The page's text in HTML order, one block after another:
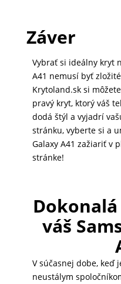
MATKA
ZÁHRADA
Záver
Vybrať si ideálny kryt
A41 nemusí byť
Krytoland.sk si
pravý kryt, ktorý váš
dodá štýl a vyjadrí
stránku, vyberte si a
Galaxy A41 zažiariť v
stránke!
váš
V súčasnej dobe, keď
neustálym